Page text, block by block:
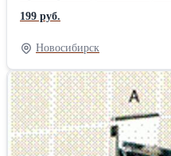
199 руб.
Новосибирск